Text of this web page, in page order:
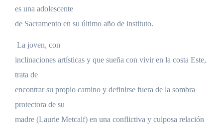
es una adolescente
de Sacramento en su último año de instituto.
La joven, con
inclinaciones artísticas y que sueña con vivir en la costa Este,
trata de
encontrar su propio camino y definirse fuera de la sombra
protectora de su
madre (Laurie Metcalf) en una conflictiva y culposa relación